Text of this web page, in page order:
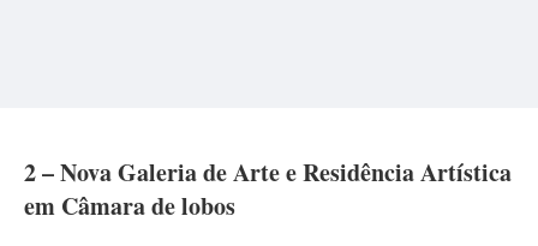
2 – Nova Galeria de Arte e Residência Artística
em Câmara de lobos